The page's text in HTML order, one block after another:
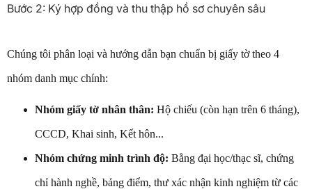
Bước 2: Ký hợp đồng và thu thập hồ sơ chuyên sâu
Chúng tôi phân loại và hướng dẫn bạn chuẩn bị giấy tờ theo 4
nhóm danh mục chính:
Nhóm giấy tờ nhân thân: Hộ chiếu (còn hạn trên 6 tháng),
CCCD, Khai sinh, Kết hôn...
Nhóm chứng minh trình độ: Bằng đại học/thạc sĩ, chứng
chỉ hành nghề, bảng điểm, thư xác nhận kinh nghiệm từ các